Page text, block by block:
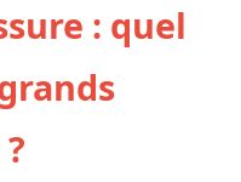
: quel